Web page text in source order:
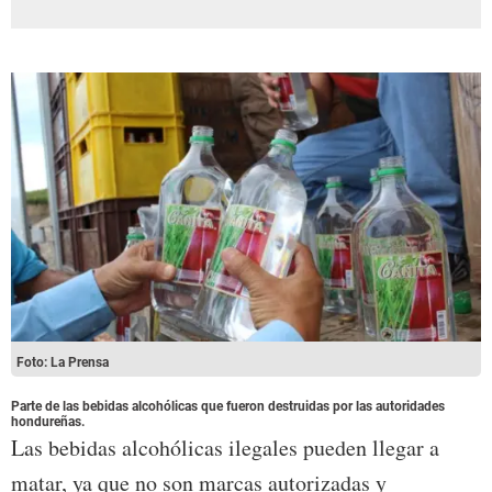
Foto: La Prensa
Parte de las bebidas alcohólicas que fueron destruidas por las autoridades
hondureñas.
Las bebidas alcohólicas ilegales pueden llegar a
matar, ya que no son marcas autorizadas y